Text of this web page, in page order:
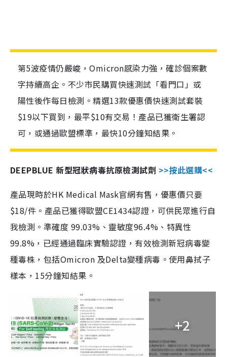
第5波疫情仍嚴峻，Omicron感染力強，確診個案數
字持續高企。不少市民購買快速測試「看門口」或
陽性後作每日檢測。精選13款優惠價快速測試套裝
$19以下買到，最平$10有交易！產品已獲衛生署認
可，或通過歐盟標準，最快10分鐘知結果。
DEEPBLUE 新型冠狀病毒抗原檢測試劑 >>按此選購<<
產品現時於HK Medical Mask官網有售，優惠價只要
$18/件。產品已獲得歐盟CE1434認證，可供民眾進行自
我檢測。準確度 99.03%、靈敏度96.4%、特異性
99.8%，已經通過臨床實驗認證，有效檢測新冠病毒變
種毒株，包括Omicron 及Delta變種病毒。使用鼻拭子
樣本，15分鐘知結果。
+2